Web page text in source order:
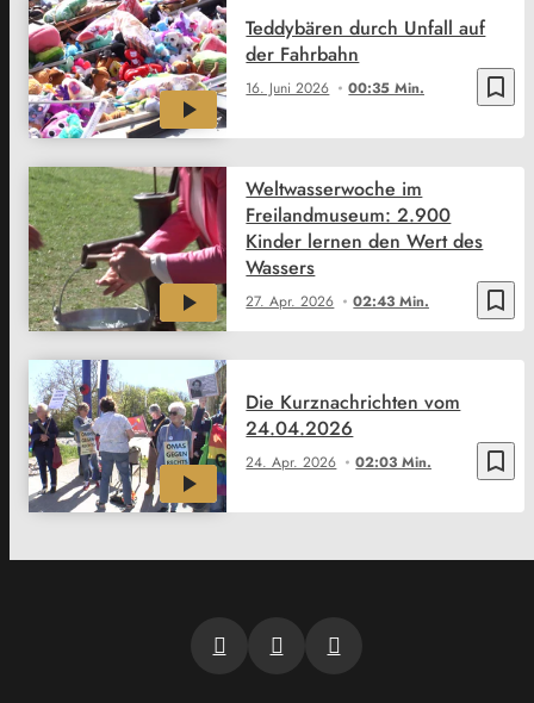
bookmark_border
16. Juni 2026 00:35 Min.
Teddybären durch Unfall auf
der Fahrbahn
bookmark_border
27. Apr. 2026 02:43 Min.
Weltwasserwoche im
Freilandmuseum: 2.900
Kinder lernen den Wert des
Wassers
bookmark_border
24. Apr. 2026 02:03 Min.
Die Kurznachrichten vom
24.04.2026